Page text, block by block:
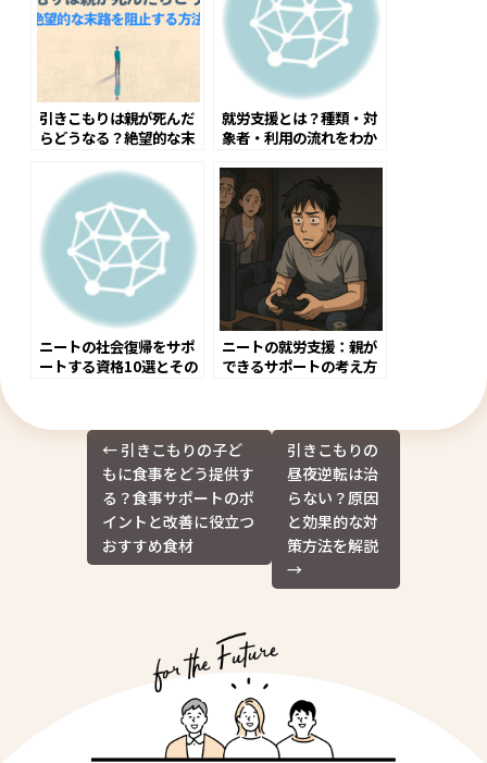
引きこもりは親が死んだ
らどうなる？絶望的な末
就労支援とは？種類・対
象者・利用の流れをわか
ニートの社会復帰をサポ
ートする資格10選とその
ニートの就労支援：親が
できるサポートの考え方
投
ー
← 引きこもりの子ど
もに食事をどう提供す
る？食事サポートのポ
イントと改善に役立つ
おすすめ食材
引きこもりの
昼夜逆転は治
らない？原因
と効果的な対
策方法を解説
→